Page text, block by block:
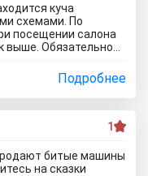
куча
схемами. По
посещении салона
выше. Обязательное
на приличную
якобы первый год в
и страхование
не связана с риском
на складе.
По отзывам об
скрученным
Подробнее
1
битые машины
на сказки